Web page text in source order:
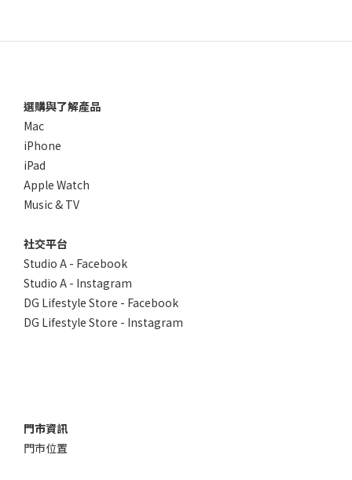
選購與了解產品
Mac
iPhone
iPad
Apple Watch
Music & TV
社交平台
Studio A - Facebook
Studio A - Instagram
DG Lifestyle Store - Facebook
DG Lifestyle Store - Instagram
門市資訊
門市位置